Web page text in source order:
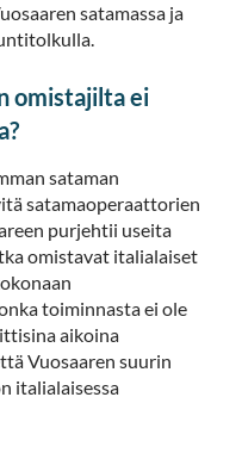
satamassa ja
omistajilta ei
sataman
satamaoperaattorien
purjehtii useita
omistavat italialaiset
toiminnasta ei ole
aikoina
Vuosaaren suurin
italialaisessa